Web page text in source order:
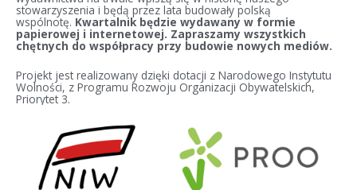
stowarzyszenia i będą przez lata budowały polską
wspólnotę. Kwartalnik będzie wydawany w formie
papierowej i internetowej. Zapraszamy wszystkich
chętnych do współpracy przy budowie nowych mediów.
Projekt jest realizowany dzięki dotacji z Narodowego Instytutu
Wolności, z Programu Rozwoju Organizacji Obywatelskich,
Priorytet 3.